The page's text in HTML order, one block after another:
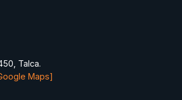
Talca.
Maps]